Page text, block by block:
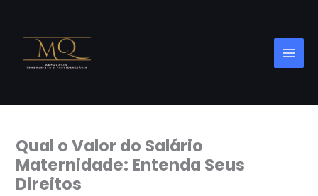
content
Qual o Valor do Salário
Maternidade: Entenda Seus
Direitos